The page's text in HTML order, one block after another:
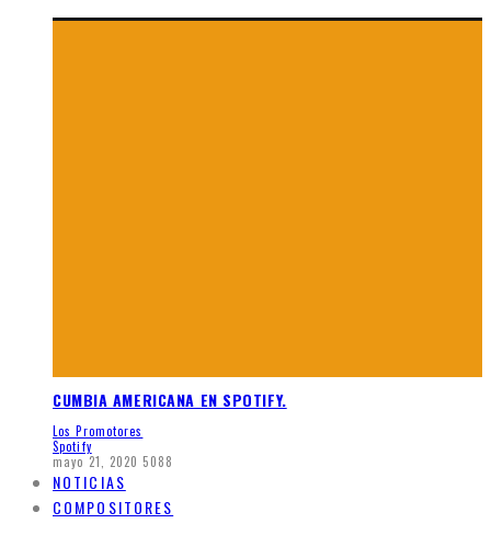
CUMBIA AMERICANA EN SPOTIFY.
Los Promotores
Spotify
mayo 21, 2020 5088
NOTICIAS
COMPOSITORES